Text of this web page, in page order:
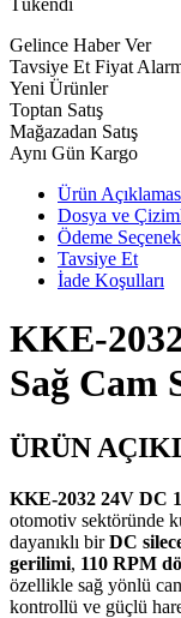
Gelince Haber Ver
Tavsiye Et Fiyat
Yeni Ürünler
Toptan Satış
Mağazadan Satış
Aynı Gün Kargo
Ürün
Dosya ve
Ödeme
Tavsiye Et
İade Koşulları
KKE-
Sağ Cam
ÜRÜN
KKE-2032 24V DC
otomotiv sektöründe
dayanıklı birDC
gerilimi, 110 RPM
özellikle sağ yönlü
kontrollü ve güçlü